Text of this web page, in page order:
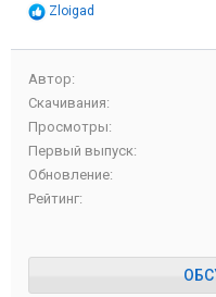
Р
ц
:
Zloigad
Автор
Скачивания
Просмотры
Первый выпуск
Обновление
Рейтинг